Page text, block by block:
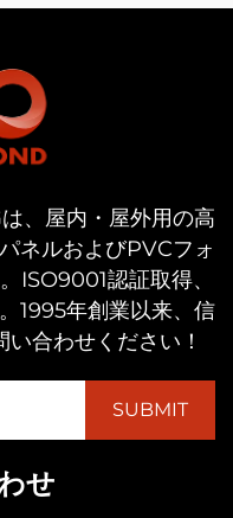
、屋内・屋外用の高
ネルおよびPVCフォ
ISO9001認証取得、
1995年創業以来、信
合わせください！
せ